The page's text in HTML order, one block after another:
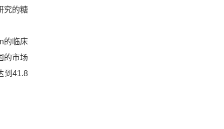
究的糖
的临床
的市场
到41.8